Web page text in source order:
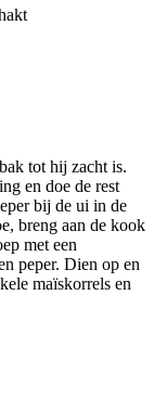
tot hij zacht is.
en doe de rest
bij de ui in de
breng aan de kook
met een
peper. Dien op en
maïskorrels en